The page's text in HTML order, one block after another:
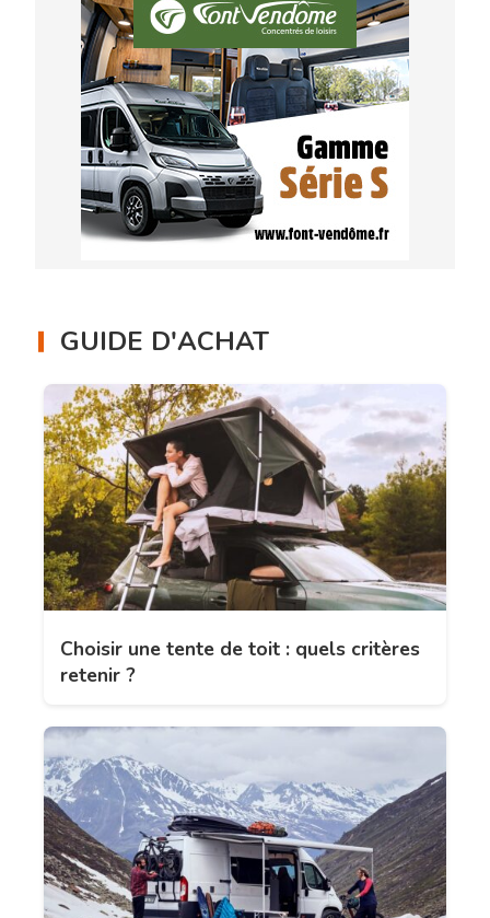
GUIDE D'ACHAT
Choisir une tente de toit : quels critères
retenir ?